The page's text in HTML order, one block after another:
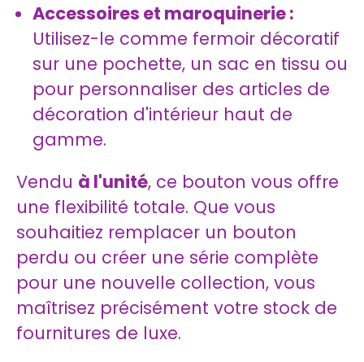
Accessoires et maroquinerie :
Utilisez-le comme fermoir décoratif
sur une pochette, un sac en tissu ou
pour personnaliser des articles de
décoration d'intérieur haut de
gamme.
Vendu à l'unité, ce bouton vous offre
une flexibilité totale. Que vous
souhaitiez remplacer un bouton
perdu ou créer une série complète
pour une nouvelle collection, vous
maîtrisez précisément votre stock de
fournitures de luxe.